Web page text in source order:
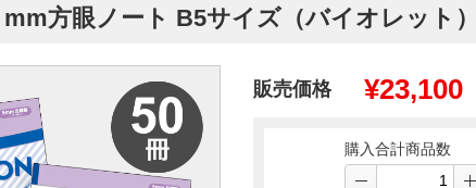
方眼ノート B5サイズ（バイオレット
販売価格 ¥23,100
購入合計商品数